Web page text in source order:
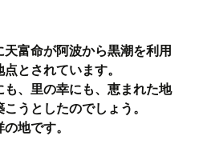
富命が阿波から黒潮を利用
とされています。
、里の幸にも、恵まれた地
うとしたのでしょう。
地です。